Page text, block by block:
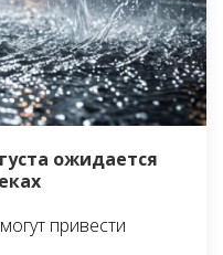
ожидается
привести